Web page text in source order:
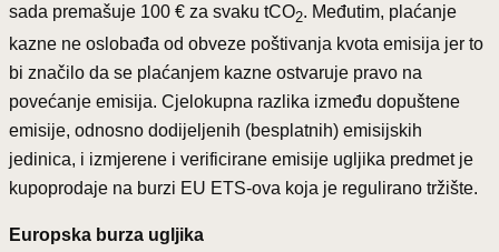
sada premašuje 100 € za svaku tCO2. Međutim, plaćanje
kazne ne oslobađa od obveze poštivanja kvota emisija jer to
bi značilo da se plaćanjem kazne ostvaruje pravo na
povećanje emisija. Cjelokupna razlika između dopuštene
emisije, odnosno dodijeljenih (besplatnih) emisijskih
jedinica, i izmjerene i verificirane emisije ugljika predmet je
kupoprodaje na burzi EU ETS-ova koja je regulirano tržište.
Europska burza ugljika